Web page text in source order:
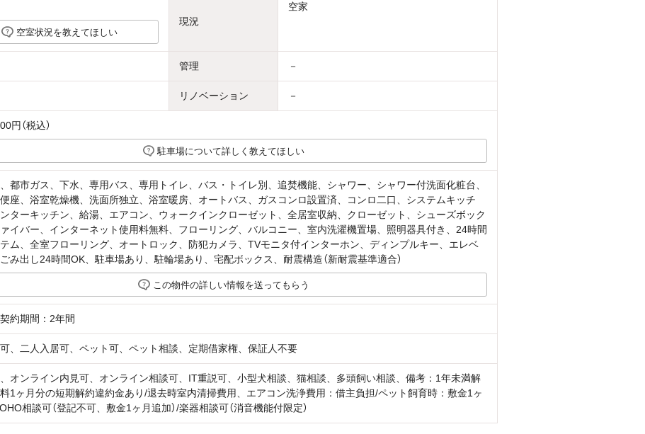
空室状況を教えてほしい
現況
空家
管理 －
リノベーション －
円（税込）
駐車場について詳しく教えてほしい
都市ガス、下水、専用バス、専用トイレ、バス・トイレ別、追焚機能、シャワー、シャワー付洗面化粧台、
座、浴室乾燥機、洗面所独立、浴室暖房、オートバス、ガスコンロ設置済、コンロ二口、システムキッチ
ターキッチン、給湯、エアコン、ウォークインクローゼット、全居室収納、クローゼット、シューズボック
イバー、インターネット使用料無料、フローリング、バルコニー、室内洗濯機置場、照明器具付き、24時間
ム、全室フローリング、オートロック、防犯カメラ、TVモニタ付インターホン、ディンプルキー、エレベ
み出し24時間OK、駐車場あり、駐輪場あり、宅配ボックス、耐震構造（新耐震基準適合）
この物件の詳しい情報を送ってもらう
約期間：2年間
、二人入居可、ペット可、ペット相談、定期借家権、保証人不要
オンライン内見可、オンライン相談可、IT重説可、小型犬相談、猫相談、多頭飼い相談、備考：1年未満解
1ヶ月分の短期解約違約金あり/退去時室内清掃費用、エアコン洗浄費用：借主負担/ペット飼育時：敷金1ヶ
相談可（登記不可、敷金1ヶ月追加）/楽器相談可（消音機能付限定）